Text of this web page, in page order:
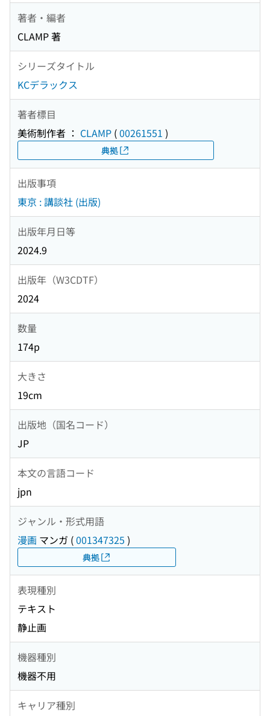
著者・編者
CLAMP 著
シリーズタイトル
KCデラックス
著者標目
美術制作者 ： CLAMP (00261551 )
典拠
出版事項
東京 : 講談社 (出版)
出版年月日等
2024.9
出版年（W3CDTF）
2024
数量
174p
大きさ
19cm
出版地（国名コード）
JP
本文の言語コード
jpn
ジャンル・形式用語
漫画 マンガ (001347325 )
典拠
表現種別
テキスト
静止画
機器種別
機器不用
キャリア種別